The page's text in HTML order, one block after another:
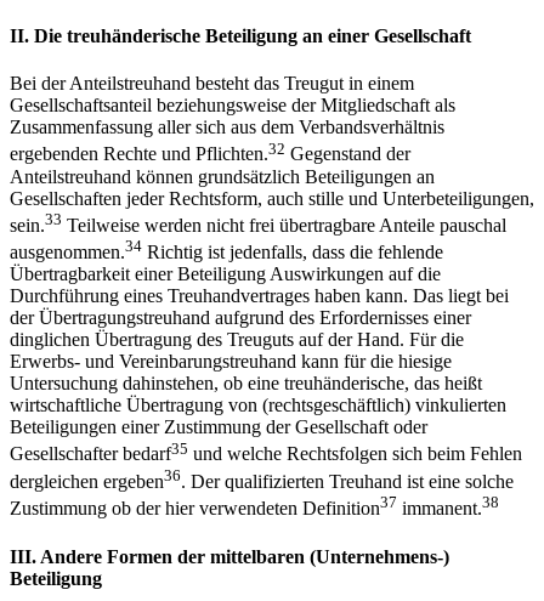
II. Die treuhänderische Beteiligung an einer Gesellschaft
Bei der Anteilstreuhand besteht das Treugut in einem
Gesellschaftsanteil beziehungsweise der Mitgliedschaft als
Zusammenfassung aller sich aus dem Verbandsverhältnis
ergebenden Rechte und Pflichten.32 Gegenstand der
Anteilstreuhand können grundsätzlich Beteiligungen an
Gesellschaften jeder Rechtsform, auch stille und Unterbeteiligungen,
sein.33 Teilweise werden nicht frei übertragbare Anteile pauschal
ausgenommen.34 Richtig ist jedenfalls, dass die fehlende
Übertragbarkeit einer Beteiligung Auswirkungen auf die
Durchführung eines Treuhandvertrages haben kann. Das liegt bei
der Übertragungstreuhand aufgrund des Erfordernisses einer
dinglichen Übertragung des Treuguts auf der Hand. Für die
Erwerbs- und Vereinbarungstreuhand kann für die hiesige
Untersuchung dahinstehen, ob eine treuhänderische, das heißt
wirtschaftliche Übertragung von (rechtsgeschäftlich) vinkulierten
Beteiligungen einer Zustimmung der Gesellschaft oder
Gesellschafter bedarf35 und welche Rechtsfolgen sich beim Fehlen
dergleichen ergeben36. Der qualifizierten Treuhand ist eine solche
Zustimmung ob der hier verwendeten Definition37 immanent.38
III. Andere Formen der mittelbaren (Unternehmens-)
Beteiligung